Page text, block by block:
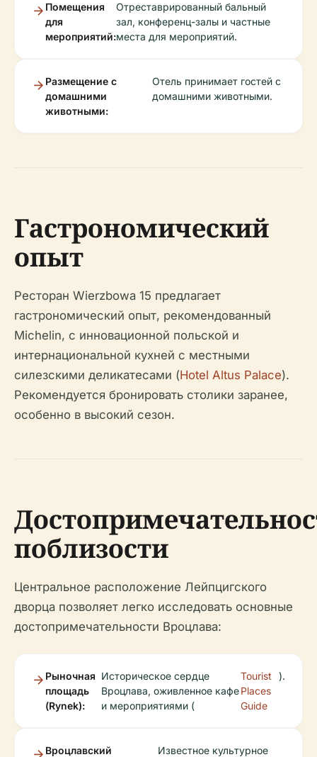
Помещения
для
мероприятий:
Отреставрированный бальный
зал, конференц-залы и частные
места для мероприятий.
Размещение с
домашними
животными:
Отель принимает гостей с
домашними животными.
Гастрономический
опыт
Ресторан Wierzbowa 15 предлагает
гастрономический опыт, рекомендованный
Michelin, с инновационной польской и
интернациональной кухней с местными
силезскими деликатесами (Hotel Altus Palace).
Рекомендуется бронировать столики заранее,
особенно в высокий сезон.
поблизости
Центральное расположение Лейпцигского
дворца позволяет легко исследовать основные
достопримечательности Вроцлава:
Рыночная
площадь
(Rynek):
Историческое сердце
Вроцлава, оживленное кафе
и мероприятиями (
Tourist
Places
Guide
).
Вроцлавский
Известное культурное